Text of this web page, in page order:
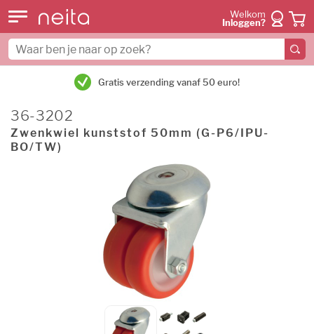
Welkom
Inloggen?
Gratis verzending vanaf 50 euro!
36-3202
Zwenkwiel kunststof 50mm (G-P6/IPU-
BO/TW)